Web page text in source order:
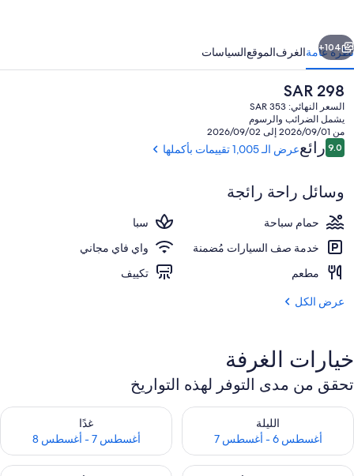
بيتش
منظر من الجو على ارتفاع عالٍ
التالي
104+
نظرة عامةالغرفالموقعالسياسات
السعر
الحالي
هو
SAR
298
SAR 298
السعر النهائي: SAR 353
يشمل الضرائب والرسوم
من 2026/09/01 إلى 2026/09/02
التقييمات
9.09.0 من 10رائععرض الـ 1,005 تقييمات بأكملها
وسائل راحة رائجة
حمام سباحة
سبا
خدمة صف السيارات مُضمنة
واي فاي مجاني
مطعم
تكييف
عرض الكل
خيارات الغرفة
تحقق من مدى التوفر لهذه التواريخ
الليلة
أغسطس 6 - أغسطس 7
تحقق من مدى التوفر لليلة للفترة أغسطس 6 - أغسطس 7
غدًا
أغسطس 7 - أغسطس 8
تحقق من مدى التوفر لغد للفترة أغسطس
تحقق من مدى التوفر لعطلة نهاية هذا الأسبوع للفترة أغسطس 7 - أغسطس 9
تحقق من مدى التوفر لعطلة نهاية